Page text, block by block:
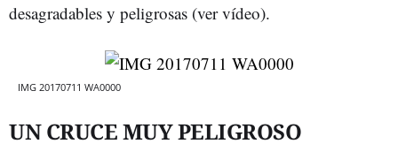
desagradables y peligrosas (ver vídeo).
IMG 20170711 WA0000
UN CRUCE MUY PELIGROSO